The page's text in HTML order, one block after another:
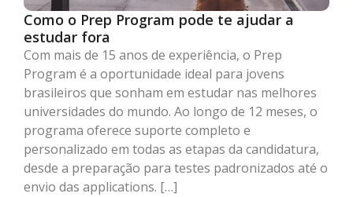
Como o Prep Program pode te ajudar a
estudar fora
Com mais de 15 anos de experiência, o Prep
Program é a oportunidade ideal para jovens
brasileiros que sonham em estudar nas melhores
universidades do mundo. Ao longo de 12 meses, o
programa oferece suporte completo e
personalizado em todas as etapas da candidatura,
desde a preparação para testes padronizados até o
envio das applications. […]